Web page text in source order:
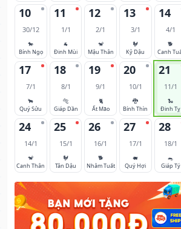
10
30/12
🐎
Bính Ngọ
11
1/1
🐐
Đinh Mùi
12
2/1
🐒
Mậu Thân
13
3/1
🐓
Kỷ Dậu
14
4/1
🐕
Canh
17
7/1
🐂
Quý Sửu
18
8/1
🐅
Giáp Dần
19
9/1
🐈
Ất Mão
20
10/1
🐉
Bính Thìn
21
11/1
🐍
Đinh Tỵ
24
14/1
🐒
Canh Thân
25
15/1
🐓
Tân Dậu
26
16/1
🐕
Nhâm Tuất
27
17/1
🐖
Quý Hợi
28
18/1
🐀
Giáp Tý